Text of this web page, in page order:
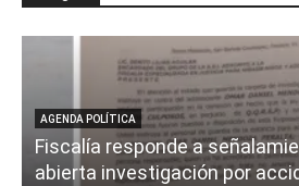
AGENDA POLÍTICA
Fiscalía responde a
abierta investigación por